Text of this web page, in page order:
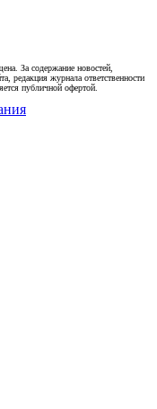
За содержание новостей,
редакция журнала ответственности
публичной офертой.